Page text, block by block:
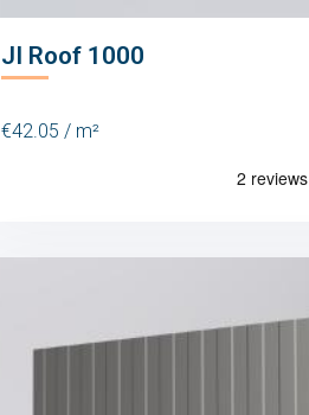
JI Roof 1000
€42.05 / m²